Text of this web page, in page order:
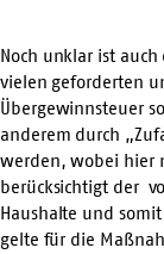
Noch unklar ist
vielen geforderten
Übergewinnsteuer
anderem durch
werden, wobei hier
berücksichtigt der
Haushalte und
gelte für die